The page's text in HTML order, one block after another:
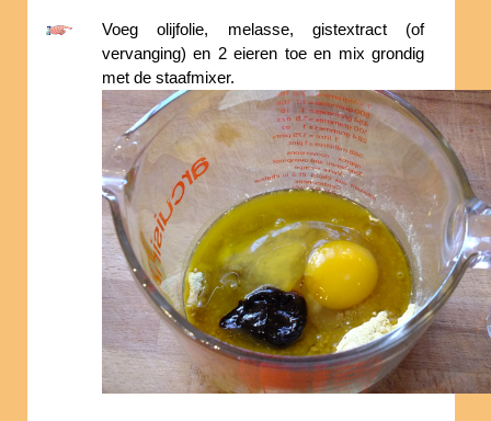
Voeg olijfolie, melasse, gistextract (of
vervanging) en 2 eieren toe en mix grondig
met de staafmixer.